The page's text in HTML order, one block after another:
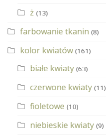
ż (13)
farbowanie tkanin (8)
kolor kwiatów (161)
białe kwiaty (63)
czerwone kwiaty (11)
fioletowe (10)
niebieskie kwiaty (9)